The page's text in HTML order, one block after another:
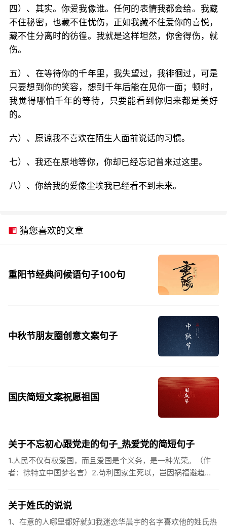
四）、其实。你爱我像谁。任何的表情我都会给。我藏
不住秘密，也藏不住忧伤，正如我藏不住爱你的喜悦，
藏不住分离时的彷徨。我就是这样坦然，你舍得伤，就
伤。
五）、在等待你的千年里，我失望过，我徘徊过，可是
只要想到你的笑容，想到千年后能在见你一面；顿时，
我觉得哪怕千年的等待，只要能看到你归来都是美好
的。
六）、原谅我不喜欢在陌生人面前说话的习惯。
七）、我还在原地等你，你却已经忘记曾来过这里。
八）、你给我的爱像尘埃我已经看不到未来。
猜您喜欢的文章
重阳节经典问候语句子100句
中秋节朋友圈创意文案句子
国庆简短文案祝愿祖国
关于不忘初心跟党走的句子_热爱党的简短句子
1.人民不仅有权爱国，而且爱国是个义务，是一种光荣。（作
者：徐特立中国梦名言）2.苟利国家生死以，岂因祸福避趋
关于姓氏的说说
1、在意的人哪里都好就如我迷恋华晨宇的名字喜欢他的姓氏热